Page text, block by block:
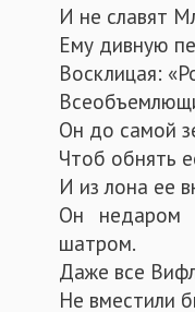
И не славят
Ему дивную
Восклицая:
Он до самой
Чтоб обнять
И из лона ее
Он недаром
шатром.
Даже все
Не вместили